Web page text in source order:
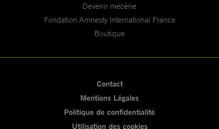
Devenir mécène
Fondation Amnesty International France
Boutique
Contact
Mentions Légales
Politique de confidentialité
Utilisation des cookies